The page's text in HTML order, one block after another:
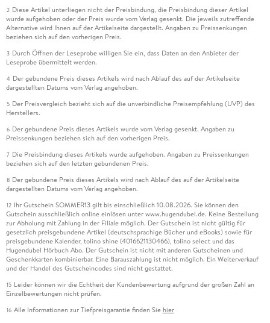
2 Diese Artikel unterliegen nicht der Preisbindung, die Preisbindung dieser Artikel
wurde aufgehoben oder der Preis wurde vom Verlag gesenkt. Die jeweils zutreffende
Alternative wird Ihnen auf der Artikelseite dargestellt. Angaben zu Preissenkungen
beziehen sich auf den vorherigen Preis.
3 Durch Öffnen der Leseprobe willigen Sie ein, dass Daten an den Anbieter der
Leseprobe übermittelt werden.
4 Der gebundene Preis dieses Artikels wird nach Ablauf des auf der Artikelseite
dargestellten Datums vom Verlag angehoben.
5 Der Preisvergleich bezieht sich auf die unverbindliche Preisempfehlung (UVP) des
Herstellers.
6 Der gebundene Preis dieses Artikels wurde vom Verlag gesenkt. Angaben zu
Preissenkungen beziehen sich auf den vorherigen Preis.
7 Die Preisbindung dieses Artikels wurde aufgehoben. Angaben zu Preissenkungen
beziehen sich auf den letzten gebundenen Preis.
8 Der gebundene Preis dieses Artikels wird nach Ablauf des auf der Artikelseite
dargestellten Datums vom Verlag angehoben.
12 Ihr Gutschein SOMMER13 gilt bis einschließlich 10.08.2026. Sie können den
Gutschein ausschließlich online einlösen unter www.hugendubel.de. Keine Bestellung
zur Abholung mit Zahlung in der Filiale möglich. Der Gutschein ist nicht gültig für
gesetzlich preisgebundene Artikel (deutschsprachige Bücher und eBooks) sowie für
preisgebundene Kalender, tolino shine (4016621130466), tolino select und das
Hugendubel Hörbuch Abo. Der Gutschein ist nicht mit anderen Gutscheinen und
Geschenkkarten kombinierbar. Eine Barauszahlung ist nicht möglich. Ein Weiterverkauf
und der Handel des Gutscheincodes sind nicht gestattet.
15 Leider können wir die Echtheit der Kundenbewertung aufgrund der großen Zahl an
Einzelbewertungen nicht prüfen.
16 Alle Informationen zur Tiefpreisgarantie finden Sie hier